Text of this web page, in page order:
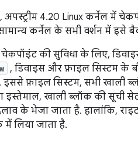
4.20 Linux कर्नेल में
कर्नेल के सभी वर्शन में इसे
की सुविधा के लिए,
, डिवाइस और फ़ाइल सिस्टम के
इससे फ़ाइल सिस्टम, सभी खाली
इस्तेमाल, खाली ब्लॉक की
के भेजा जाता है. हालांकि,
लिया जाता है.